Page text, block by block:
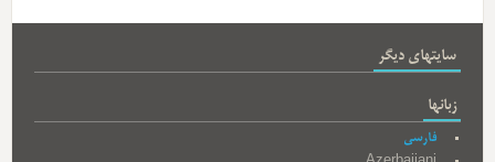
سایتهای دیگر
زبانها
فارسی